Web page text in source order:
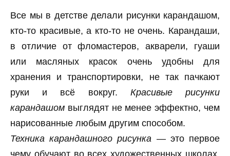
Все мы в детстве делали рисунки карандашом,
кто-то красивые, а кто-то не очень. Карандаши,
в отличие от фломастеров, акварели, гуаши
или масляных красок очень удобны для
хранения и транспортировки, не так пачкают
руки и всё вокруг. Красивые рисунки
карандашом выглядят не менее эффектно, чем
нарисованные любым другим способом.
Техника карандашного рисунка — это первое
чему обучают во всех художественных школах,